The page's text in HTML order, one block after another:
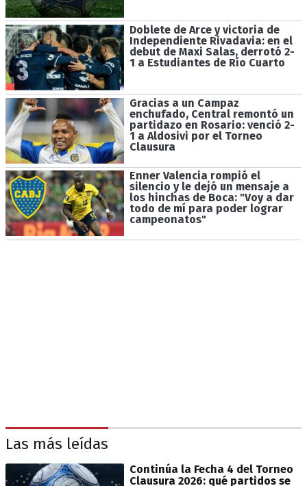
Doblete de Arce y victoria de
Independiente Rivadavia: en el
debut de Maxi Salas, derrotó 2-
1 a Estudiantes de Río Cuarto
Gracias a un Campaz
enchufado, Central remontó un
partidazo en Rosario: venció 2-
1 a Aldosivi por el Torneo
Clausura
Enner Valencia rompió el
silencio y le dejó un mensaje a
los hinchas de Boca: "Voy a dar
todo de mí para poder lograr
campeonatos"
Las más leídas
Continúa la Fecha 4 del Torneo
Clausura 2026: qué partidos se